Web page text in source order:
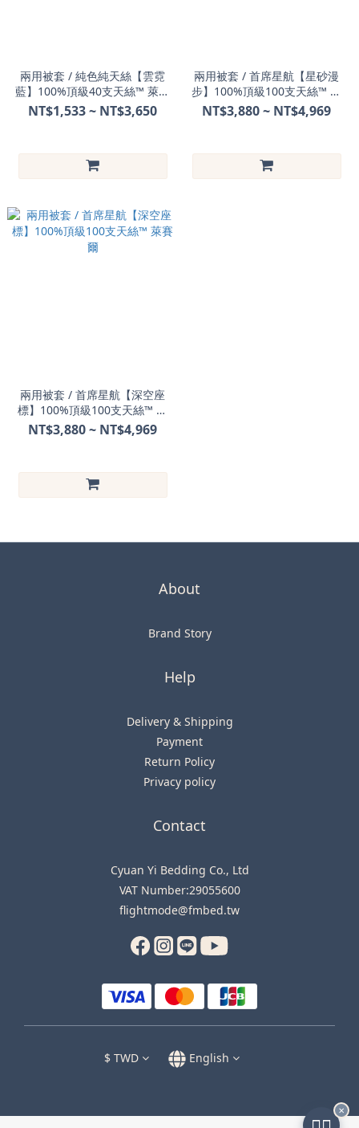
兩用被套 / 純色純天絲【雲霓
藍】100%頂級40支天絲™ 萊賽
爾
NT$1,533 ~ NT$3,650
兩用被套 / 首席星航【星砂漫
步】100%頂級100支天絲™ 萊
賽爾
NT$3,880 ~ NT$4,969
兩用被套 / 首席星航【深空座
標】100%頂級100支天絲™ 萊
賽爾
NT$3,880 ~ NT$4,969
About
Brand Story
Help
Delivery & Shipping
Payment
Return Policy
Privacy policy
Contact
Cyuan Yi Bedding Co., Ltd
VAT Number:29055600
flightmode@fmbed.tw
$ TWD English
✕